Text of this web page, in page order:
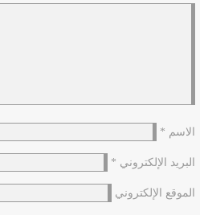
الاسم *
البريد الإلكتروني *
الموقع الإلكتروني